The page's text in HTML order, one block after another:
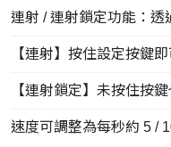
連射 / 連射鎖定功能：透
【連射】按住設定按鍵即
【連射鎖定】未按住按
速度可調整為每秒約 5 /